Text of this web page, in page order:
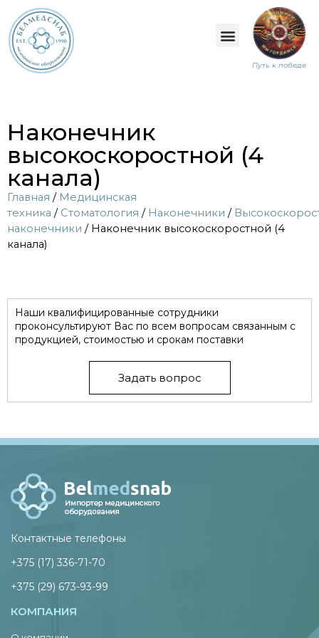
Путь к победе
Наконечник
высокоскоростной (4
канала)
Главная / Медицинская
техника / Стоматология / Наконечники /
наконечники / Наконечник высокоскоростной (4
канала)
Наши квалифицированные сотрудники
проконсультируют Вас по всем вопросам связанным с
продукцией, стоимостью и срокам поставки
Задать вопрос
Контактные телефоны
+375 (17) 336-71-70
+375 (29) 673-93-99
КОМПАНИЯ